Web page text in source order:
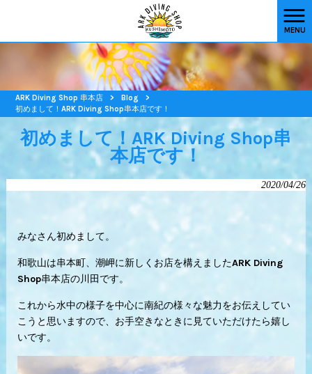
MENU
ARK Diving Shop 串本店 > Blog
>
初めまして！ARK Diving Shop串本店です！
初めまして！ARK Diving Shop串
本店です！
2020/04/26
みなさん初めまして。
和歌山は串本町、潮岬に新しくお店を構えましたARK Diving
Shop串本店の川田です。
これから水中の様子を中心に南紀の様々な魅力をお伝えしてい
こうと思いますので、お手空きなときに見ていただけたら嬉し
いです。